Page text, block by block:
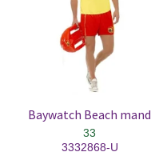
Baywatch Beach mand
33
3332868-U